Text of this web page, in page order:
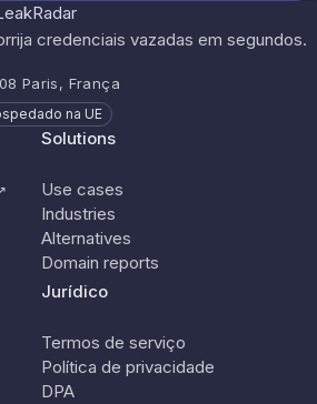
credenciais vazadas em segundos.
Paris, França
na UE
Solutions
Use cases
Industries
Alternatives
Domain reports
Jurídico
Termos de serviço
Política de privacidade
DPA